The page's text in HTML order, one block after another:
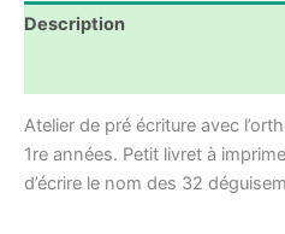
déguiser
Description
Atelier de pré écriture avec
1re années. Petit livret à
d’écrire le nom des 32